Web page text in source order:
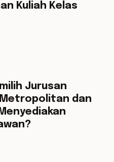
Kuliah Kelas
Jurusan
dan